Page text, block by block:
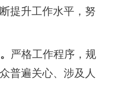
提升工作水平，努
严格工作程序，规
普遍关心、涉及人